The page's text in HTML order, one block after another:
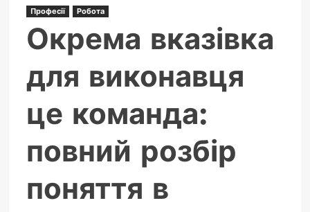
Професії Робота
Окрема вказівка
для виконавця
це команда:
повний розбір
поняття в